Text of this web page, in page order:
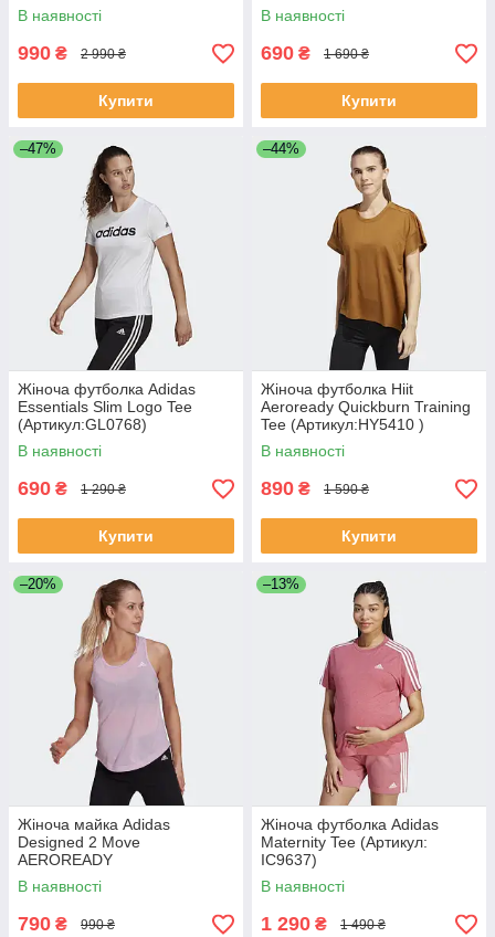
В наявності
990 ₴ 2 990 ₴
Купити
В наявності
690 ₴ 1 690 ₴
Купити
–47%
Жіноча футболка Adidas
Essentials Slim Logo Tee
(Артикул:GL0768)
В наявності
690 ₴ 1 290 ₴
Купити
–44%
Жіноча футболка Hiit
Aeroready Quickburn Training
Tee (Артикул:HY5410 )
В наявності
890 ₴ 1 590 ₴
Купити
–20%
Жіноча майка Adidas
Designed 2 Move
AEROREADY
(Артикул:GL3994)
В наявності
790 ₴ 990 ₴
–13%
Жіноча футболка Adidas
Maternity Tee (Артикул:
IC9637)
В наявності
1 290 ₴ 1 490 ₴